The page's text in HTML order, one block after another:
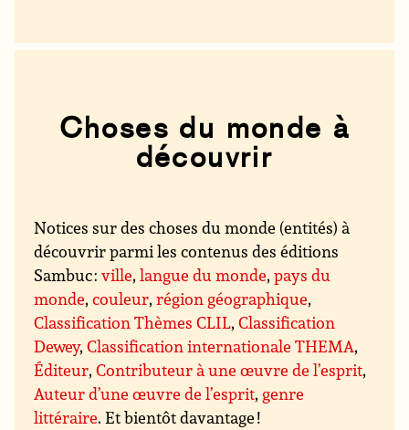
Choses du monde à
découvrir
Notices sur des choses du monde (entités) à
découvrir parmi les contenus des éditions
Sambuc :ville,langue du monde,pays du
monde,couleur,région géographique,
Classification Thèmes CLIL,Classification
Dewey,Classification internationale THEMA,
Éditeur,Contributeur à une œuvre de l’esprit,
Auteur d’une œuvre de l’esprit, genre
littéraire. Et bientôt davantage !